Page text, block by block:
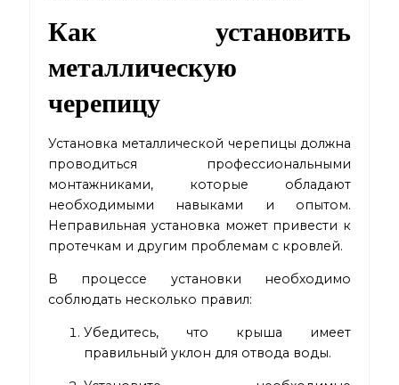
Как установить
металлическую
черепицу
Установка металлической черепицы должна
проводиться профессиональными
монтажниками, которые обладают
необходимыми навыками и опытом.
Неправильная установка может привести к
протечкам и другим проблемам с кровлей.
В процессе установки необходимо
соблюдать несколько правил:
Убедитесь, что крыша имеет
правильный уклон для отвода воды.